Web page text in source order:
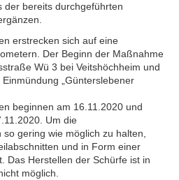
der bereits durchgeführten
erstrecken sich auf eine
Der Beginn der Maßnahme
Wü 3 bei Veitshöchheim und
„Günterslebener
beginnen am 16.11.2020 und
Um die
gering wie möglich zu halten,
und in Form einer
Das Herstellen der Schürfe ist in
möglich.